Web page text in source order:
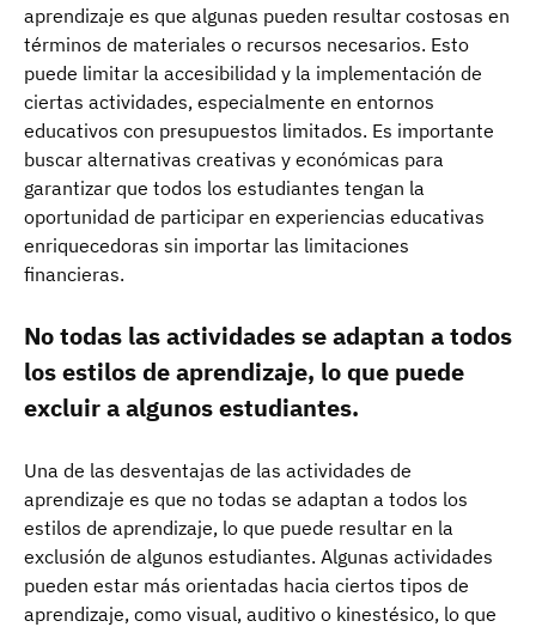
aprendizaje es que algunas pueden resultar costosas en
términos de materiales o recursos necesarios. Esto
puede limitar la accesibilidad y la implementación de
ciertas actividades, especialmente en entornos
educativos con presupuestos limitados. Es importante
buscar alternativas creativas y económicas para
garantizar que todos los estudiantes tengan la
oportunidad de participar en experiencias educativas
enriquecedoras sin importar las limitaciones
financieras.
No todas las actividades se adaptan a todos
los estilos de aprendizaje, lo que puede
excluir a algunos estudiantes.
Una de las desventajas de las actividades de
aprendizaje es que no todas se adaptan a todos los
estilos de aprendizaje, lo que puede resultar en la
exclusión de algunos estudiantes. Algunas actividades
pueden estar más orientadas hacia ciertos tipos de
aprendizaje, como visual, auditivo o kinestésico, lo que